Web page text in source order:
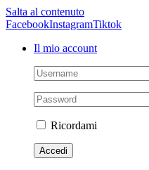
Salta al contenuto
FacebookInstagramTiktok
Il mio account
Ricordami